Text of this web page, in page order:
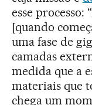
esse processo:
[quando
uma fase de
camadas
medida que a
materiais que
chega um